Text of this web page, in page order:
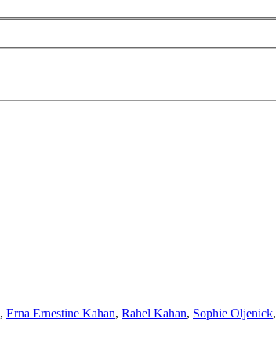
, Erna Ernestine Kahan, Rahel Kahan, Sophie Oljenick,